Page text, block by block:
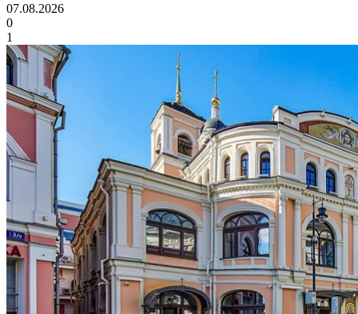
07.08.2026
0
1